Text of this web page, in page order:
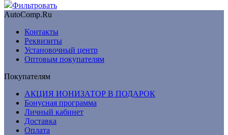
Фильтровать
AutoComp.Ru
Контакты
Реквизиты
Установочный центр
Оптовым покупателям
Покупателям
АКЦИЯ ИОНИЗАТОР В ПОДАРОК
Бонусная программа
Личный кабинет
Доставка
Оплата